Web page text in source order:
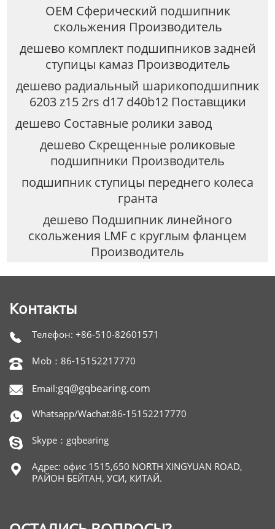
OEM Сферический подшипник
скольжения Производитель
дешево комплект подшипников задней
ступицы камаз Производитель
дешево радиальный шарикоподшипник
6203 z15 2rs d17 d40b12 Поставщики
дешево Составные ролики завод
дешево Скрещенные роликовые
подшипники Производитель
подшипник ступицы переднего колеса
гранта
дешево Подшипник линейного
скольжения LMF с круглым фланцем
Производитель
Контакты
 Телефон: +86-510-82601571
 Mob：86-15152217770
 Email:gq@gqbearing.com
 Whatsapp/Wachat:86-15152217770
 Skype：gqbearing

Адрес: офис 1515,650 NORTH XINGYUAN ROAD,
РАЙОН БЕЙТАН, УСИ, КИТАЙ.